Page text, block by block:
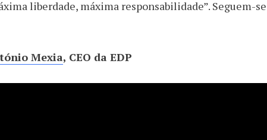
liberdade, máxima responsabilidade”. Seguem-
Mexia, CEO da EDP